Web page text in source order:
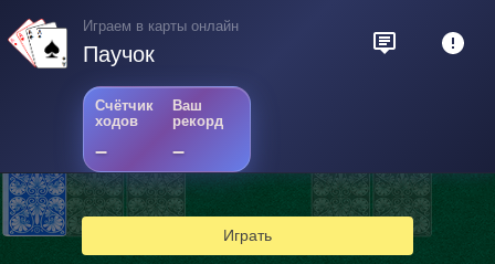
Играем в карты онлайн
Паучок
Счётчик
ходов
–
Ваш
рекорд
–
Играть